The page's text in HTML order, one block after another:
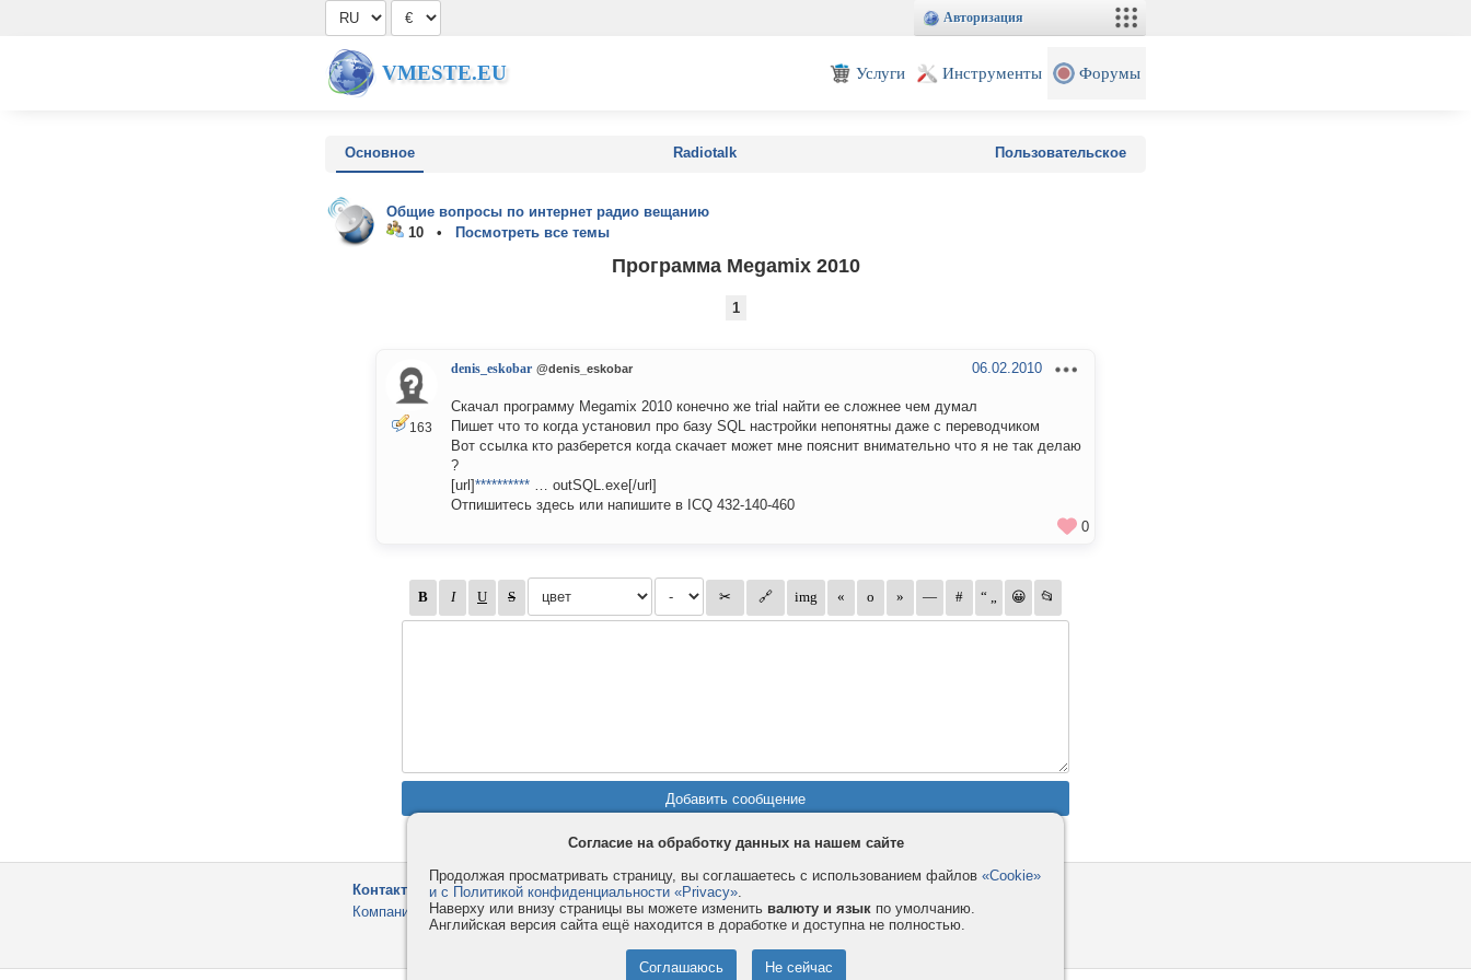
Авторизация
VMESTE.EU Услуги Инструменты Форумы
Основное Radiotalk Пользовательское
Общие вопросы по интернет радио вещанию
10 •
Посмотреть все темы
Программа Megamix 2010
1
163
denis_eskobar @denis_eskobar 06.02.2010
Скачал программу Megamix 2010 конечно же trial найти ее сложнее чем думал
Пишет что то когда установил про базу SQL настройки непонятны даже с переводчиком
Вот ссылка кто разберется когда скачает может мне пояснит внимательно что я не так делаю
?
[url]********** … outSQL.exe[/url]
Отпишитесь здесь или напишите в ICQ 432-140-460
0
Контакты
Компания
Privacy и Cookie
Правила и условия
Как оплатить
Форумы
Согласие на обработку данных на нашем сайте
Продолжая просматривать страницу, вы соглашаетесь с использованием файлов «Cookie»
и с Политикой конфиденциальности «Privacy».
Наверху или внизу страницы вы можете изменить валюту и язык по умолчанию.
Английская версия сайта ещё находится в доработке и доступна не полностью.